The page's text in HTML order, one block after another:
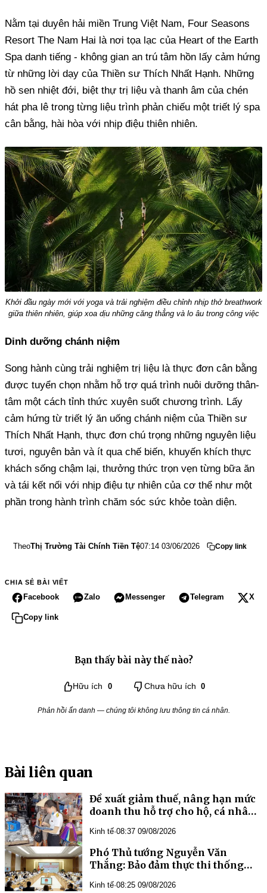
Nằm tại duyên hải miền Trung Việt Nam, Four Seasons
Resort The Nam Hai là nơi tọa lạc của Heart of the Earth
Spa danh tiếng - không gian an trú tâm hồn lấy cảm hứng
từ những lời dạy của Thiền sư Thích Nhất Hạnh. Những
hồ sen nhiệt đới, biệt thự trị liệu và thanh âm của chén
hát pha lê trong từng liệu trình phản chiếu một triết lý spa
cân bằng, hài hòa với nhịp điệu thiên nhiên.
Khởi đầu ngày mới với yoga và trải nghiệm điều chỉnh nhịp thở breathwork
giữa thiên nhiên, giúp xoa dịu những căng thẳng và lo âu trong công việc
Dinh dưỡng chánh niệm
Song hành cùng trải nghiệm trị liệu là thực đơn cân bằng
được tuyển chọn nhằm hỗ trợ quá trình nuôi dưỡng thân-
tâm một cách tỉnh thức xuyên suốt chương trình. Lấy
cảm hứng từ triết lý ăn uống chánh niệm của Thiền sư
Thích Nhất Hạnh, thực đơn chú trọng những nguyên liệu
tươi, nguyên bản và ít qua chế biến, khuyến khích thực
khách sống chậm lại, thưởng thức trọn vẹn từng bữa ăn
và tái kết nối với nhịp điệu tự nhiên của cơ thể như một
phần trong hành trình chăm sóc sức khỏe toàn diện.
TheoThị Trường Tài Chính Tiền Tệ07:14 03/06/2026 Copy link
CHIA SẺ BÀI VIẾT
Facebook Zalo Messenger Telegram X
Copy link
Bạn thấy bài này thế nào?
Hữu ích 0 Chưa hữu ích 0
Phản hồi ẩn danh — chúng tôi không lưu thông tin cá nhân.
Bài liên quan
Đề xuất giảm thuế, nâng hạn mức
doanh thu hỗ trợ cho hộ, cá nhân
Kinh tế·08:37 09/08/2026
Phó Thủ tướng Nguyễn Văn
Thắng: Bảo đảm thực thi thống
những vướng mắc
Kinh tế·08:25 09/08/2026